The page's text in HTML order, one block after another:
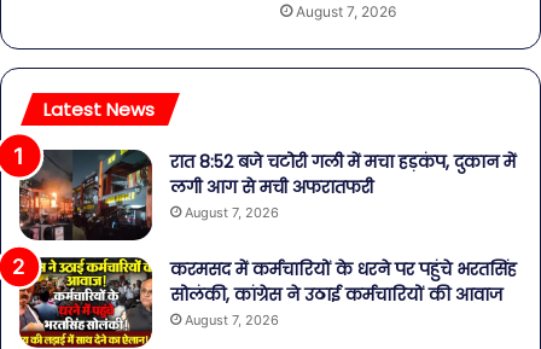
August 7, 2026
Latest News
रात 8:52 बजे चटोरी गली में मचा हड़कंप, दुकान में
लगी आग से मची अफरातफरी
August 7, 2026
करमसद में कर्मचारियों के धरने पर पहुंचे भरतसिंह
सोलंकी, कांग्रेस ने उठाई कर्मचारियों की आवाज
August 7, 2026